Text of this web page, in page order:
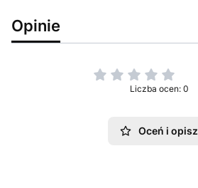
Opinie
Liczba ocen: 0
Oceń i opisz